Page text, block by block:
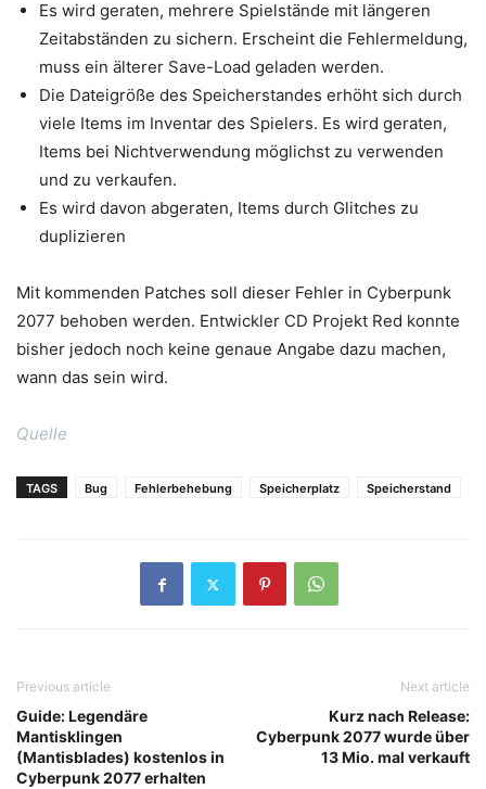
Es wird geraten, mehrere Spielstände mit längeren
Zeitabständen zu sichern. Erscheint die Fehlermeldung,
muss ein älterer Save-Load geladen werden.
Die Dateigröße des Speicherstandes erhöht sich durch
viele Items im Inventar des Spielers. Es wird geraten,
Items bei Nichtverwendung möglichst zu verwenden
und zu verkaufen.
Es wird davon abgeraten, Items durch Glitches zu
duplizieren
Mit kommenden Patches soll dieser Fehler in Cyberpunk
2077 behoben werden. Entwickler CD Projekt Red konnte
bisher jedoch noch keine genaue Angabe dazu machen,
wann das sein wird.
Quelle
TAGS Bug Fehlerbehebung Speicherplatz Speicherstand
Previous article
Guide: Legendäre
Mantisklingen
(Mantisblades) kostenlos in
Cyberpunk 2077 erhalten
Next article
Kurz nach Release:
Cyberpunk 2077 wurde über
13 Mio. mal verkauft